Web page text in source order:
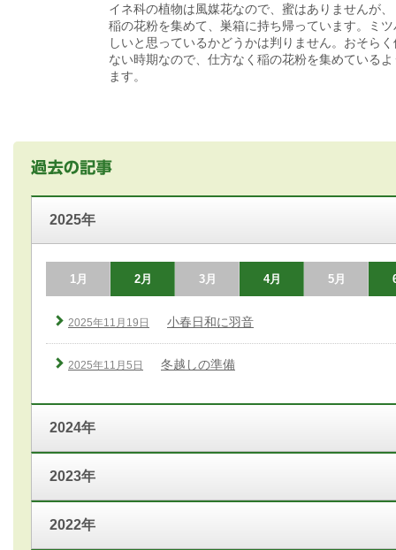
イネ科の植物は風媒花なので、蜜はありませんが
稲の花粉を集めて、巣箱に持ち帰っています。ミ
しいと思っているかどうかは判りません。おそら
ない時期なので、仕方なく稲の花粉を集めている
ます。
2025年
1月 2月 3月 4月 5月
2025年11月19日 小春日和に羽音
2025年11月5日 冬越しの準備
2024年
2023年
2022年